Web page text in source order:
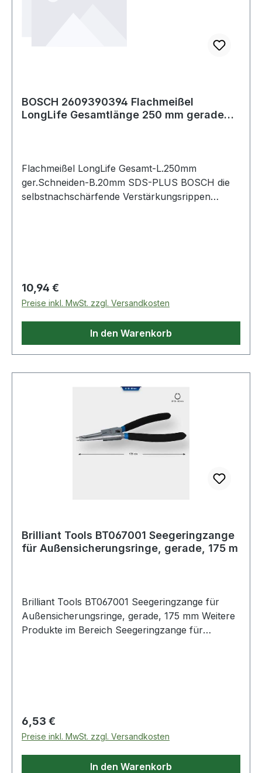
BOSCH 2609390394 Flachmeißel
LongLife Gesamtlänge 250 mm gerade
Flachmeißel LongLife Gesamt-L.250mm
ger.Schneiden-B.20mm SDS-PLUS BOSCH die
selbstnachschärfende Verstärkungsrippen
Regulärer Preis:
10,94 €
Preise inkl. MwSt. zzgl. Versandkosten
In den Warenkorb
Brilliant Tools BT067001 Seegeringzange
für Außensicherungsringe, gerade, 175 m
Brilliant Tools BT067001 Seegeringzange für
Außensicherungsringe, gerade, 175 mm Weitere
Produkte im Bereich Seegeringzange für
Regulärer Preis:
6,53 €
Preise inkl. MwSt. zzgl. Versandkosten
In den Warenkorb